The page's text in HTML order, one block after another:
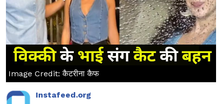
Image Credit: कैटरीना कैफ
Instafeed.org